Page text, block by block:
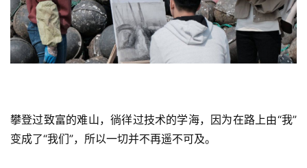
攀登过致富的难山，徜徉过技术的学海，因为在路上由“我”
变成了“我们”，所以一切并不再遥不可及。